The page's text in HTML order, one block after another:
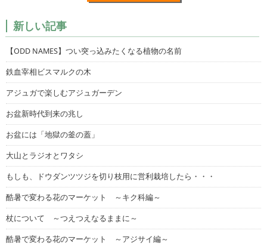
新しい記事
【ODD NAMES】つい突っ込みたくなる植物の名前
鉄血宰相ビスマルクの木
アジュガで楽しむアジュガーデン
お盆新時代到来の兆し
お盆には「地獄の釜の蓋」
大山とラジオとワタシ
もしも、ドウダンツツジを切り枝用に営利栽培したら・・・
酷暑で変わる花のマーケット ～キク科編～
杖について ～つえつえなるままに～
酷暑で変わる花のマーケット ～アジサイ編～